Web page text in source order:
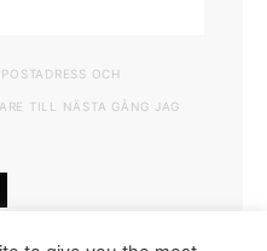
OCH
TILL NÄSTA GÅNG JAG